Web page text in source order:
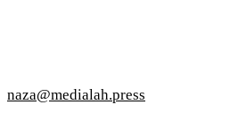
naza@medialah.press